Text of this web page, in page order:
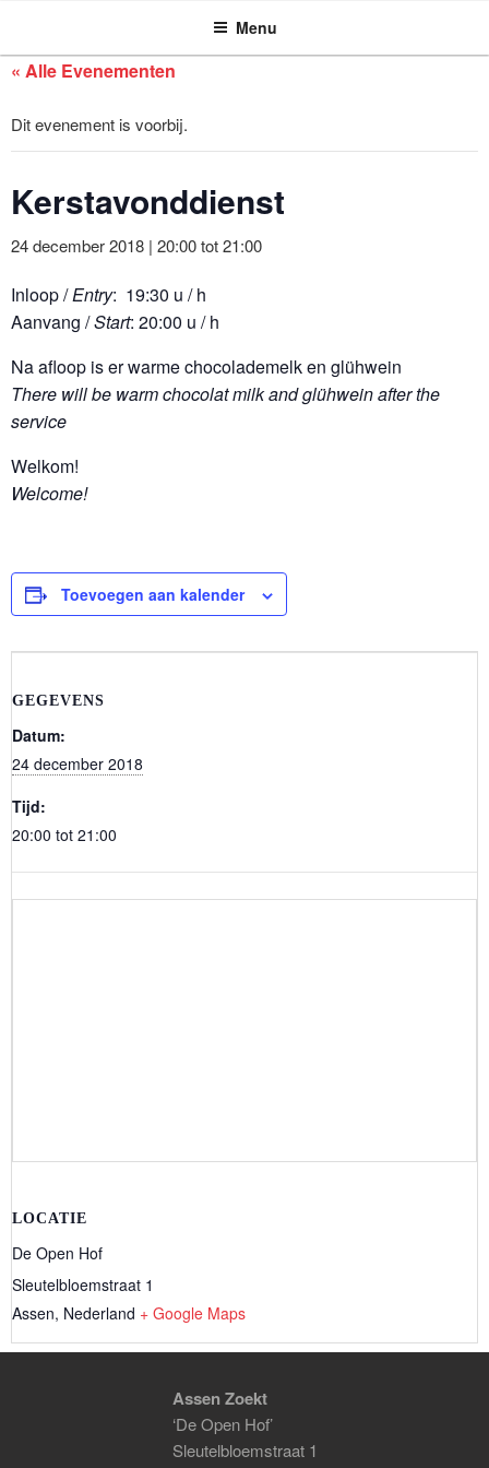
de
ASSEN ZOEKT Menu
« Alle Evenementen
Dit evenement is voorbij.
Kerstavonddienst
24 december 2018 | 20:00tot21:00
Inloop /Entry: 19:30 u / h
Aanvang /Start: 20:00 u / h
Na afloop is er warme chocolademelk en glühwein
There will be warm chocolat milk and glühwein after the
service
Welkom!
Welcome!
Toevoegen aan kalender
GEGEVENS
Datum:
24 december 2018
Tijd:
20:00 tot 21:00
LOCATIE
De Open Hof
Sleutelbloemstraat 1
Assen, Nederland + Google Maps
Assen Zoekt
‘De Open Hof’
Sleutelbloemstraat 1